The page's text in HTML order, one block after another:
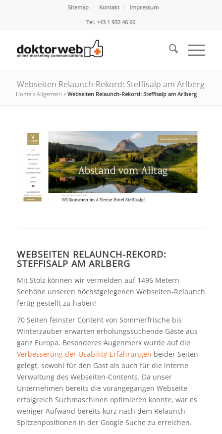
Sitemap Kontakt
Impressum
Tel. +43 1 932 46 66
Webseiten Relaunch-Rekord: Steffisalp am Arlberg
Home» Allgemein » Webseiten Relaunch-Rekord: Steffisalp am Arlberg
WEBSEITEN RELAUNCH-REKORD:
STEFFISALP AM ARLBERG
Mit Stolz können wir vermelden auf 1495 Metern
Seehöhe unseren höchstgelegenen Webseiten-Relaunch
fertig gestellt zu haben!
70 Seiten feinster Content von Sommerfrische bis
Winterzauber erwarten erholungssuchende Gäste aus
ganz Europa. Besonderes Augenmerk wurde auf die
Verbesserung der Usability-Erfahrungen beider Seiten
gelegt, sowohl für den Gast als auch für die interne
Verwaltung des Webseiten-Contents. Da unser
Unternehmen bereits die vorangegangen Webseite
erfolgreich Suchmaschinen optimieren konnte, war es
weniger Aufwand bereits kurz nach dem Relaunch
Spitzenpositionen in der Google Suche zu erreichen.